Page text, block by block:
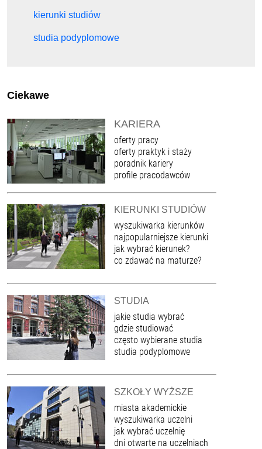
kierunki studiów
studia podyplomowe
Ciekawe
KARIERA
oferty pracy
oferty praktyk i staży
poradnik kariery
profile pracodawców
KIERUNKI STUDIÓW
wyszukiwarka kierunków
najpopularniejsze kierunki
jak wybrać kierunek?
co zdawać na maturze?
STUDIA
jakie studia wybrać
gdzie studiować
często wybierane studia
studia podyplomowe
SZKOŁY WYŻSZE
miasta akademickie
wyszukiwarka uczelni
jak wybrać uczelnię
dni otwarte na uczelniach